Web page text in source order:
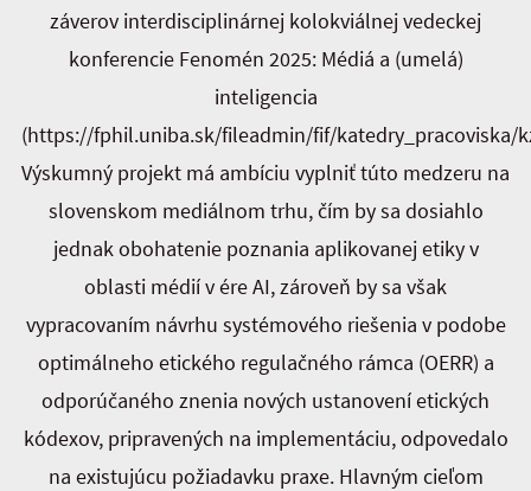
záverov interdisciplinárnej kolokviálnej vedeckej
konferencie Fenomén 2025: Médiá a (umelá)
inteligencia
(https://fphil.uniba.sk/fileadmin/fif/katedry_pracoviska/
Výskumný projekt má ambíciu vyplniť túto medzeru na
slovenskom mediálnom trhu, čím by sa dosiahlo
jednak obohatenie poznania aplikovanej etiky v
oblasti médií v ére AI, zároveň by sa však
vypracovaním návrhu systémového riešenia v podobe
optimálneho etického regulačného rámca (OERR) a
odporúčaného znenia nových ustanovení etických
kódexov, pripravených na implementáciu, odpovedalo
na existujúcu požiadavku praxe. Hlavným cieľom